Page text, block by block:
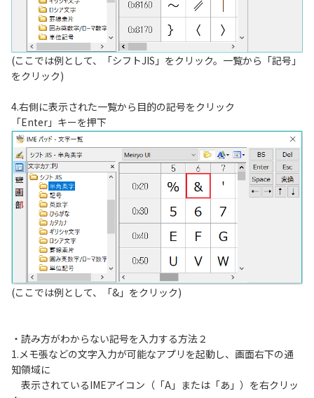
(ここでは例として、「シフトJIS」をクリック。一覧から「記号」
をクリック)
4.右側に表示された一覧から目的の記号をクリック
「Enter」キーを押下
(ここでは例として、「&」をクリック)
・読み方がわからない記号を入力する方法２
1.メモ張などの文字入力が可能なアプリを起動し、画面右下の通
知領域に
表示されているIMEアイコン（「A」または「あ」）を右クリッ